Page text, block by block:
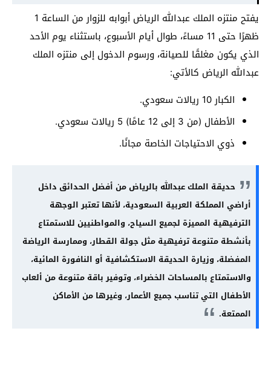
يفتح منتزه الملك عبدالله الرياض أبوابه للزوار من الساعة 1
ظهرًا حتى 11 مساءً، طوال أيام الأسبوع، باستثناء يوم الأحد
الذي يكون مغلقًا للصيانة، ورسوم الدخول إلى منتزه الملك
عبدالله الرياض كالأتي:
الكبار 10 ريالات سعودي.
الأطفال (من 3 إلى 12 عامًا) 5 ريالات سعودي.
ذوي الاحتياجات الخاصة مجانًا.
حديقة الملك عبدالله بالرياض من أفضل الحدائق داخل
أراضي المملكة العربية السعودية، لأنها تعتبر الوجهة
الترفيهية المميزة لجميع السياح، والمواطنيين للاستمتاع
بأنشطة متنوعة ترفيهية مثل جولة القطار، وممارسة الرياضة
المفضلة، وزيارة الحديقة الاستكشافية أو النافورة المائية،
والاستمتاع بالمساحات الخضراء، وتوفير باقة متنوعة من ألعاب
الأطفال التي تناسب جميع الأعمار، وغيرها من الأماكن
الممتعة.